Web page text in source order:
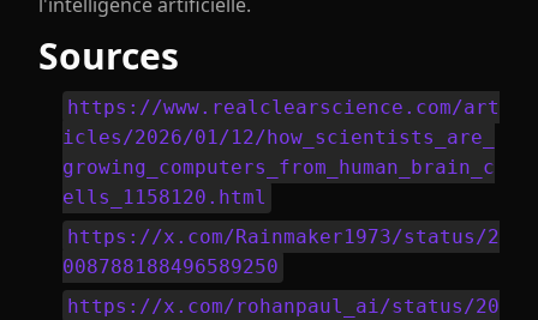
Sources
https://www.realclearscience.com/art
icles/2026/01/12/how_scientists_are_
growing_computers_from_human_brain_c
ells_1158120.html
https://x.com/Rainmaker1973/status/2
008788188496589250
https://x.com/rohanpaul_ai/status/20